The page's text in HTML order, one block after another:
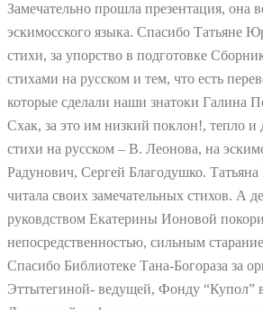
Замечательно прошла презентация, она
эскимосского языка. Спасибо Татьяне
стихи, за упорство в подготовке
стихами на русском и тем, что есть
которые сделали наши знатоки Галина
Схак, за это им низкий поклон!, тепло и
стихи на русском – В. Леонова, на
Радунович, Сергей Благодушко.
читала своих замечательных стихов. А
руковдством Екатерины Ионовой
непосредственностью, сильным
Спасибо Библиотеке Тана-Богораза за
Эттытегиной- ведущей, Фонду